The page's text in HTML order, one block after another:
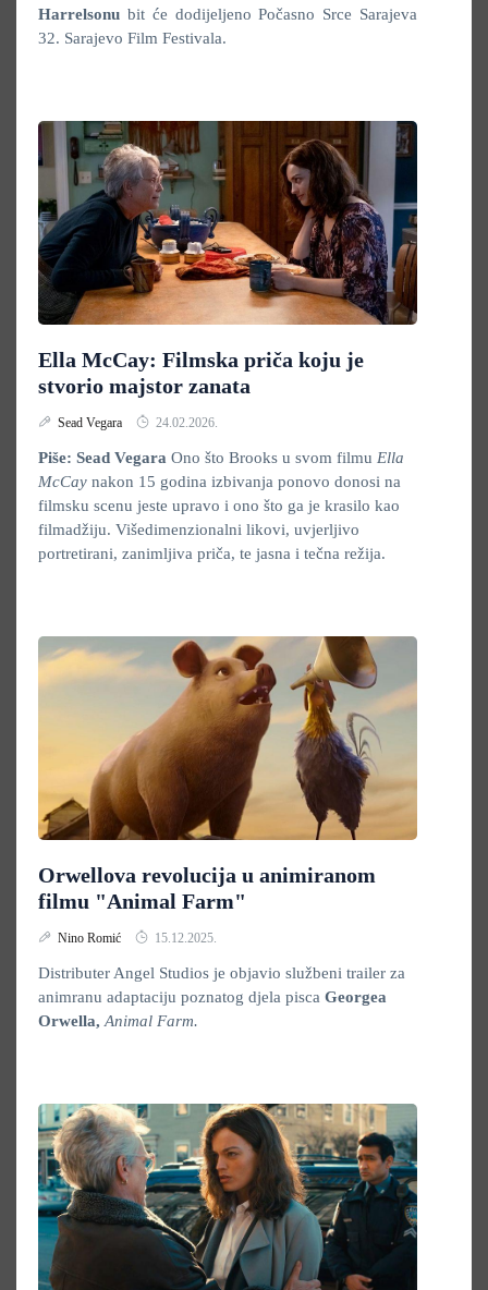
Harrelsonu bit će dodijeljeno Počasno Srce Sarajeva
32. Sarajevo Film Festivala.
Ella McCay: Filmska priča koju je
stvorio majstor zanata
Sead Vegara 24.02.2026.
Piše: Sead Vegara Ono što Brooks u svom filmu Ella
McCay nakon 15 godina izbivanja ponovo donosi na
filmsku scenu jeste upravo i ono što ga je krasilo kao
filmadžiju. Višedimenzionalni likovi, uvjerljivo
portretirani, zanimljiva priča, te jasna i tečna režija.
Orwellova revolucija u animiranom
filmu "Animal Farm"
Nino Romić 15.12.2025.
Distributer Angel Studios je objavio službeni trailer za
animranu adaptaciju poznatog djela pisca Georgea
Orwella, Animal Farm.